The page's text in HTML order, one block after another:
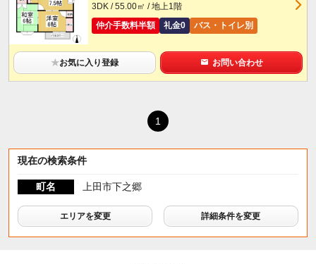
3DK / 55.00㎡ / 地上1階
仲介手数料半額
礼金0 バス・トイレ別
★お気に入り登録 お問い合わせ
1
現在の検索条件
町名 上田市下之郷
エリアを変更 詳細条件を変更